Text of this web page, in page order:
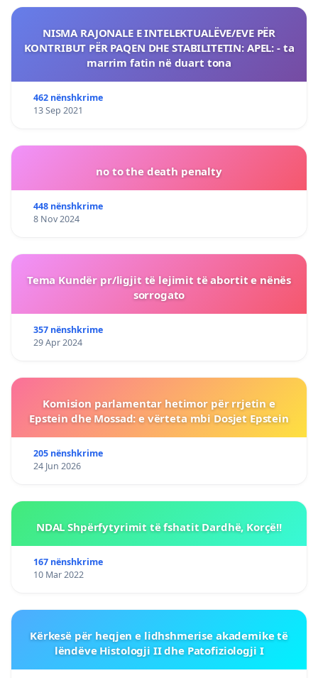
NISMA RAJONALE E INTELEKTUALËVE/EVE PËR
KONTRIBUT PËR PAQEN DHE STABILITETIN: APEL: - ta
marrim fatin në duart tona
462 nënshkrime
13 Sep 2021
no to the death penalty
448 nënshkrime
8 Nov 2024
Tema Kundër pr/ligjit të lejimit të abortit e nënës
sorrogato
357 nënshkrime
29 Apr 2024
Komision parlamentar hetimor për rrjetin e
Epstein dhe Mossad: e vërteta mbi Dosjet Epstein
205 nënshkrime
24 Jun 2026
NDAL Shpërfytyrimit të fshatit Dardhë, Korçë!!
167 nënshkrime
10 Mar 2022
Kërkesë për heqjen e lidhshmerise akademike të
lëndëve Histologji II dhe Patofiziologji I